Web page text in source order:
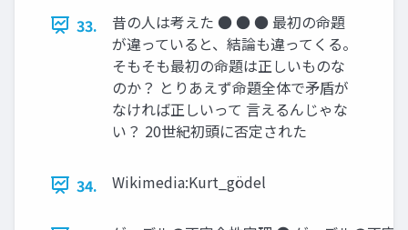
33.
昔の人は考えた ● ● ● 最初の命題
が違っていると、結論も違ってくる。
そもそも最初の命題は正しいものな
のか？ とりあえず命題全体で矛盾が
なければ正しいって 言えるんじゃな
い？ 20世紀初頭に否定された
34. Wikimedia:Kurt_gödel